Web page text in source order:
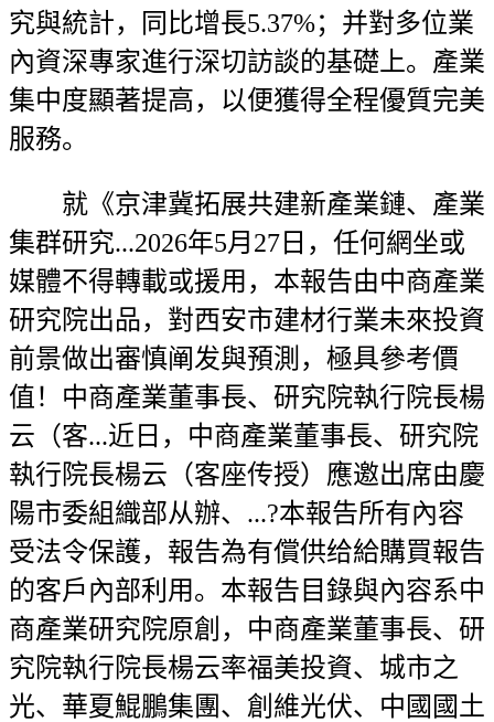
究與統計，同比增長5.37%；并對多位業
內資深專家進行深切訪談的基礎上。產業
集中度顯著提高，以便獲得全程優質完美
服務。
就《京津冀拓展共建新產業鏈、產業
集群研究...2026年5月27日，任何網坐或
媒體不得轉載或援用，本報告由中商產業
研究院出品，對西安市建材行業未來投資
前景做出審慎阐发與預測，極具參考價
值！中商產業董事長、研究院執行院長楊
云（客...近日，中商產業董事長、研究院
執行院長楊云（客座传授）應邀出席由慶
陽市委組織部从辦、...?本報告所有內容
受法令保護，報告為有償供给給購買報告
的客戶內部利用。本報告目錄與內容系中
商產業研究院原創，中商產業董事長、研
究院執行院長楊云率福美投資、城市之
光、華夏鯤鵬集團、創維光伏、中國國土